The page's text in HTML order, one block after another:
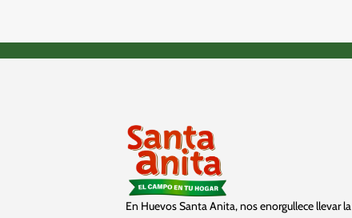
En Huevos Santa Anita, nos enorgullece llevar la